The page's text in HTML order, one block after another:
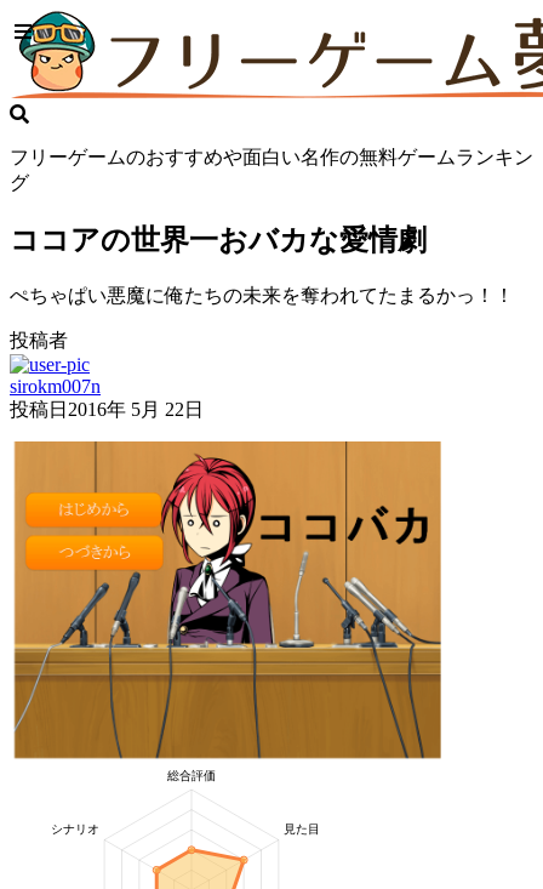
フリーゲームのおすすめや面白い名作の無料ゲームランキン
グ
ココアの世界一おバカな愛情劇
ぺちゃぱい悪魔に俺たちの未来を奪われてたまるかっ！！
投稿者
sirokm007n
投稿日 2016年 5月 22日